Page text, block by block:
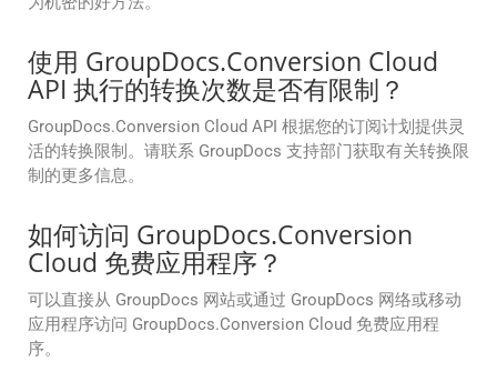
使用 GroupDocs.Conversion Cloud
API 执行的转换次数是否有限制？
GroupDocs.Conversion Cloud API 根据您的订阅计划提供灵
活的转换限制。请联系 GroupDocs 支持部门获取有关转换限
制的更多信息。
如何访问 GroupDocs.Conversion
Cloud 免费应用程序？
可以直接从 GroupDocs 网站或通过 GroupDocs 网络或移动
应用程序访问 GroupDocs.Conversion Cloud 免费应用程
序。